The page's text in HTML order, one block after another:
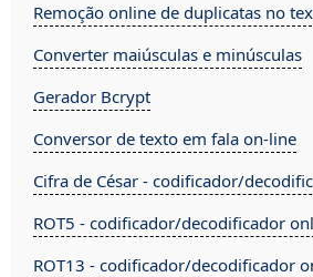
Remoção online de duplicatas no
Converter maiúsculas e minúsculas
Gerador Bcrypt
Conversor de texto em fala on-line
Cifra de César - codificador/
ROT5 - codificador/decodificador
ROT13 - codificador/decodificador